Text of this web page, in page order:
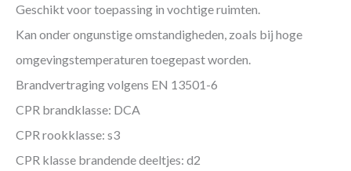
Geschikt voor toepassing in vochtige ruimten.
Kan onder ongunstige omstandigheden, zoals bij hoge
omgevingstemperaturen toegepast worden.
Brandvertraging volgens EN 13501-6
CPR brandklasse: DCA
CPR rookklasse: s3
CPR klasse brandende deeltjes: d2